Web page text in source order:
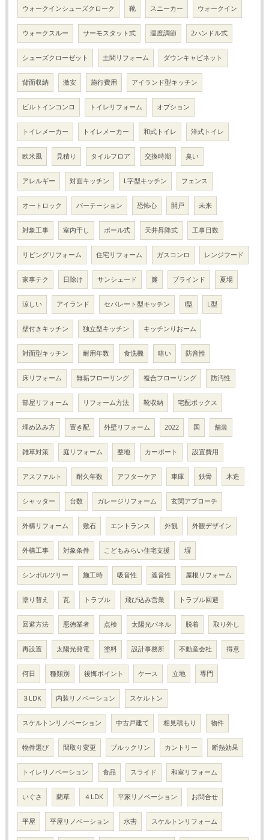
ウォークインシューズクローク 靴 スニーカー ウォークイン
ウォークスルー サーモスタット式 温度調節 2ハンドル式
シューズクローゼット 土間リフォーム ダウンキャビネット
背面収納 激安 施行費用 アイランド型キッチン
ビルトインコンロ トイレリフォーム オプション
トイレメーカー トイレメーカー 和式トイレ 洋式トイレ
欧米風 見積り タイルフロア 交換時期 臭い
アレルギー 対面キッチン L字型キッチン フェンス
オートロック パーテーション 恐怖心 開戸 未来
対象工事 室内干し ポール式 天井昇降式 工事日数
リビングリフォーム 住宅リフォーム ガスコンロ レンジフード
家事テク 日除け サンシェード 簾 ブラインド 夏場
涼しい アイランド セパレート型キッチン I型 L型
壁付きキッチン 独立型キッチン キッチンりおーム
対面型キッチン 耐用年数 食洗機 暗い 防音性
床リフォーム 無垢フローリング 複合フローリング 防汚性
部屋リフォーム リフォーム方法 靴収納 宅配ボックス
埋め込み方 置き配 外壁リフォーム 2022 国 舗装
雑草対策 庭リフォーム 整地 カーポート 設置費用
アスファルト 耐久年数 アフターケア 車庫 鉄骨 木造
シャッター 台数 ガレージリフォーム 玄関アプローチ
外構リフォーム 敷石 エントランス 外観 外観デザイン
外構工事 対象条件 こどもみらい住宅支援 塀
シンボルツリー 施工時 吸音性 遮音性 屋根リフォーム
塗り替え 瓦 トラブル 飛び込み営業 トラブル回避
回避方法 悪徳業者 点検 太陽光パネル 脱着 取り外し
再設置 太陽光発電 塗料 設計事務所 不動産会社 得意
何日 種類別 後悔ポイント ケース 立地 専門
３LDK 内装リノベーション スケルトン
スケルトンリノベーション 中古戸建て 相見積もり 物件
物件選び 間取り変更 ブルックリン カントリー 断熱効果
トイレリノベーション 食品 スライド 和室リフォーム
いぐさ 藺草 ４LDK 平家リノベーション お問合せ
平屋 平屋リノベーション 水害 スケルトンリフォーム